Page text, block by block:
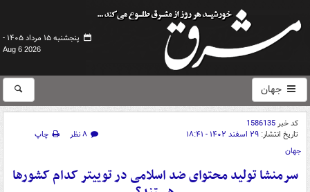
پنجشنبه ۱۵ مرداد ۱۴۰۵ -
Aug 6 2026
جهان
کد خبر1586135
تاریخ انتشار: ۲۹ اسفند ۱۴۰۲ - ۱۸:۴۱ ۸ نظر
چاپ
جهان
سرمنشا تولید محتوای ضد اسلامی در توییتر کدام کشورها